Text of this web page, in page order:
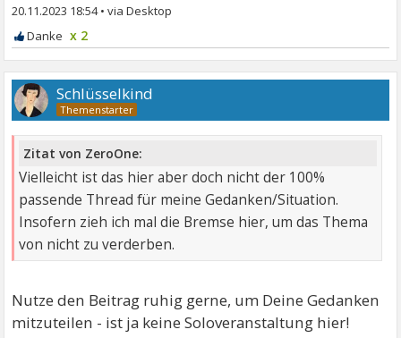
20.11.2023 18:54•
x 2
Schlüsselkind
Zitat von ZeroOne:
Vielleicht ist das hier aber doch nicht der 100%
passende Thread für meine Gedanken/Situation.
Insofern zieh ich mal die Bremse hier, um das Thema
von nicht zu verderben.
Nutze den Beitrag ruhig gerne, um Deine Gedanken
mitzuteilen - ist ja keine Soloveranstaltung hier!